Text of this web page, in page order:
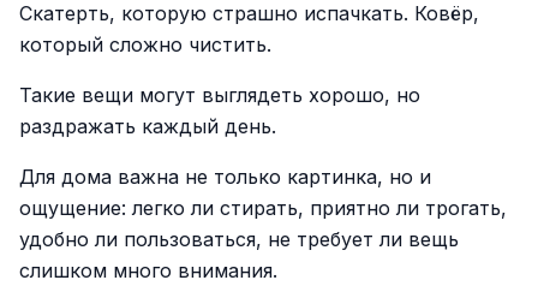
Скатерть, которую страшно испачкать. Ковёр,
который сложно чистить.
Такие вещи могут выглядеть хорошо, но
раздражать каждый день.
Для дома важна не только картинка, но и
ощущение: легко ли стирать, приятно ли трогать,
удобно ли пользоваться, не требует ли вещь
слишком много внимания.